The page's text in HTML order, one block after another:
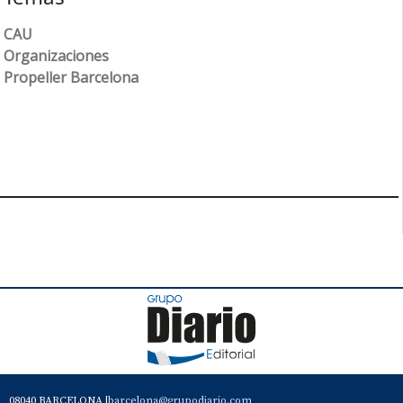
CAU
Organizaciones
Propeller Barcelona